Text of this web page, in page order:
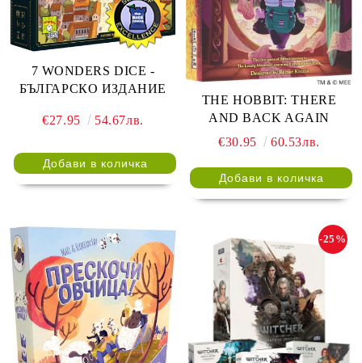
7 WONDERS DICE -
БЪЛГАРСКО ИЗДАНИЕ
€27.95 54.67лв.
THE HOBBIT: THERE
AND BACK AGAIN
€30.95
60.53лв.
-25%